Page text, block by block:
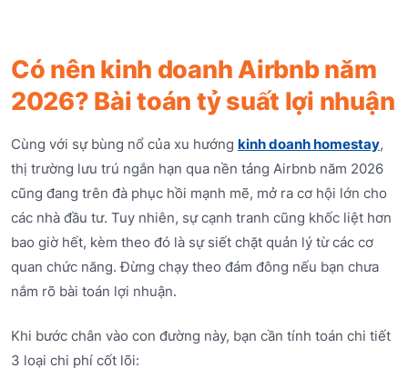
Có nên kinh doanh Airbnb năm
2026? Bài toán tỷ suất lợi nhuận
Cùng với sự bùng nổ của xu hướng kinh doanh homestay,
thị trường lưu trú ngắn hạn qua nền tảng Airbnb năm 2026
cũng đang trên đà phục hồi mạnh mẽ, mở ra cơ hội lớn cho
các nhà đầu tư. Tuy nhiên, sự cạnh tranh cũng khốc liệt hơn
bao giờ hết, kèm theo đó là sự siết chặt quản lý từ các cơ
quan chức năng. Đừng chạy theo đám đông nếu bạn chưa
nắm rõ bài toán lợi nhuận.
Khi bước chân vào con đường này, bạn cần tính toán chi tiết
3 loại chi phí cốt lõi: